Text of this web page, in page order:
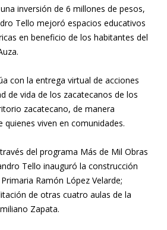
inversión de 6 millones de pesos,
Tello mejoró espacios educativos
en beneficio de los habitantes del
con la entrega virtual de acciones
de vida de los zacatecanos de los
zacatecano, de manera
quienes viven en comunidades.
del programa Más de Mil Obras
Tello inauguró la construcción
Ramón López Velarde;
de otras cuatro aulas de la
Zapata.